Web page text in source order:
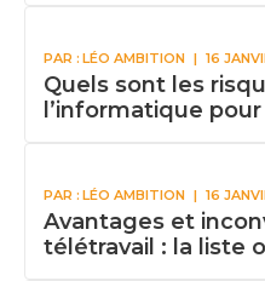
PAR : LÉO AMBITION | 16
Quels sont les
l’informatique
PAR : LÉO AMBITION | 16
Avantages et
télétravail : la liste